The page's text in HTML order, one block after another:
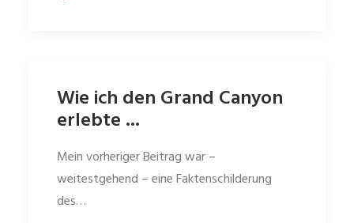
Wie ich den Grand Canyon
erlebte ...
Mein vorheriger Beitrag war –
weitestgehend – eine Faktenschilderung
des…